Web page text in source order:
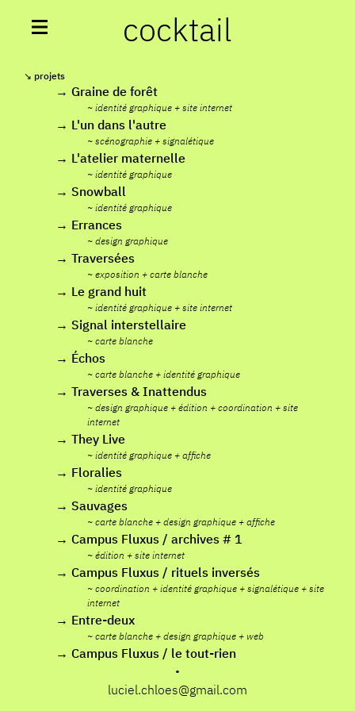
cocktail
projets
→ Graine de forêt
~ identité graphique + site internet
→ L'un dans l'autre
~ scénographie + signalétique
→ L'atelier maternelle
~ identité graphique
→ Snowball
~ identité graphique
→ Errances
~ design graphique
→ Traversées
~ exposition + carte blanche
→ Le grand huit
~ identité graphique + site internet
→ Signal interstellaire
~ carte blanche
→ Échos
~ carte blanche + identité graphique
→ Traverses & Inattendus
~ design graphique + édition + coordination + site
internet
→ They Live
~ identité graphique + affiche
→ Floralies
~ identité graphique
→ Sauvages
~ carte blanche + design graphique + affiche
→ Campus Fluxus / archives # 1
~ édition + site internet
→ Campus Fluxus / rituels inversés
~ coordination + identité graphique + signalétique + site
internet
→ Entre-deux
~ carte blanche + design graphique + web
→ Campus Fluxus / le tout-rien
+
internet
•
luciel.chloes@gmail.com